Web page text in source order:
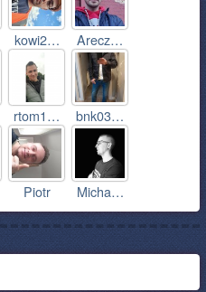
kowi2… Arecz…
rtom1… bnk03…
Piotr Micha…